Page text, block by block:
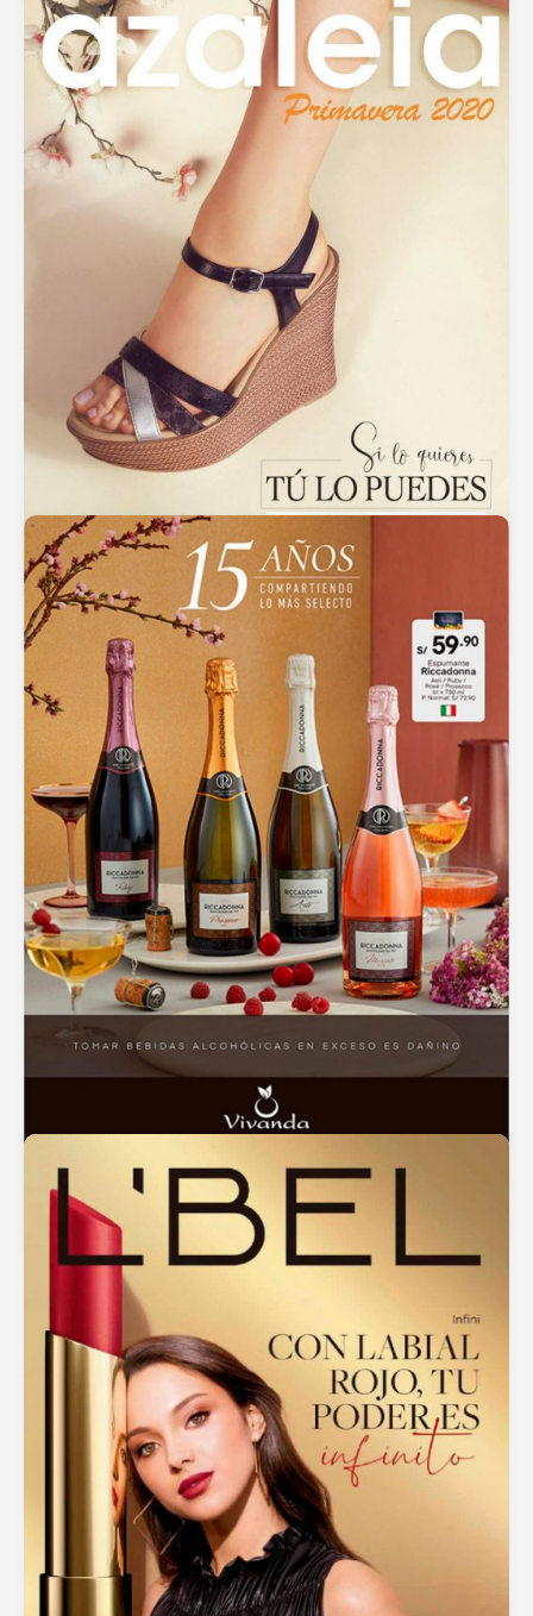
Catálogo Azaleia Primavera 2020
septiembre 15, 2020
Catálogo Vivanda 2020
septiembre 14, 2020